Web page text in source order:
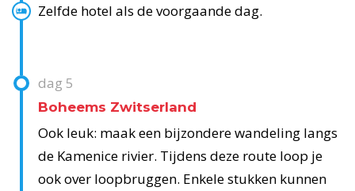
Zelfde hotel als de voorgaande dag.
dag 5
Boheems Zwitserland
Ook leuk: maak een bijzondere wandeling langs
de Kamenice rivier. Tijdens deze route loop je
ook over loopbruggen. Enkele stukken kunnen